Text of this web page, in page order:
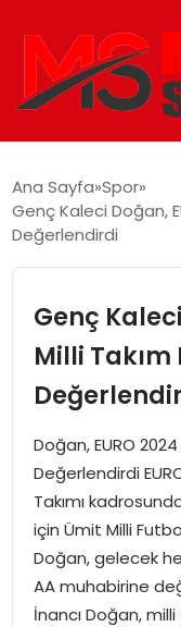
EKONOMI
TEKNOLOJI
GÜNCEL
Ana Sayfa Spor
Genç Kaleci Doğan,
Değerlendirdi
Genç
Milli
Doğan, EURO 2024
Değerlendirdi
Takımı
için Ümit Milli
Doğan, gelecek
AA muhabirine
İnancı Doğan,